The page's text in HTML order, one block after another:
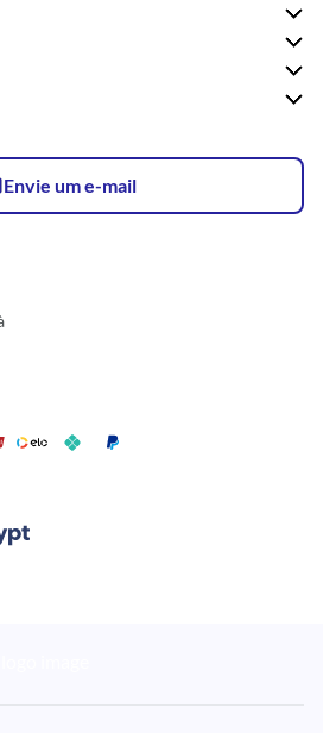
Envie um e-mail